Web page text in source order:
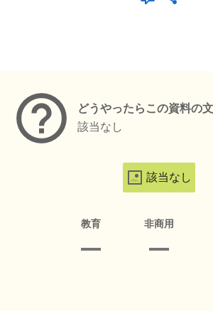
どうやったらこの資料の
該当なし
該当なし
教育 非商用